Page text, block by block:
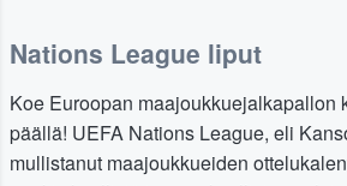
Nations League liput
Koe Euroopan maajoukkuejalkapallon
päällä! UEFA Nations League, eli
mullistanut maajoukkueiden